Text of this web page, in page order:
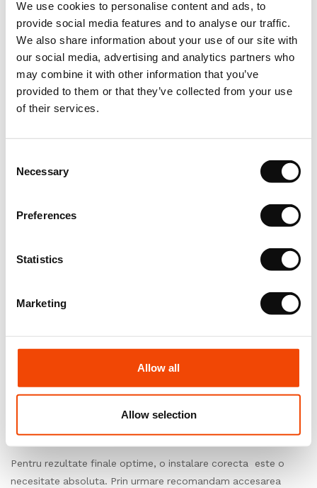
We use cookies to personalise content and ads, to
provide social media features and to analyse our traffic.
We also share information about your use of our site with
our social media, advertising and analytics partners who
may combine it with other information that you’ve
provided to them or that they’ve collected from your use
of their services.
Selection
Necessary
Preferences
Statistics
Marketing
Allow all
Allow selection
patrati) care se va comanda, respectiv achizitiona, va insemna
un numar intreg de cutii.
Depozitare
Puneti cutiile de vinil pe o suprafata plana in camera in care
urmeaza sa fie instalat vinilul. Lasati-le in asteptare timp de
mentionate de catre producator pentru fiecare produs in
parte. Pentru un rezultat optim dupa montare, vizual vorbind,
este foarte important sa folositi produs din acelasi lot de
fabricatie in aceeasi incapere sau suprafata in parte. Prin
de a incepe instalarea.
In asteptarea instalarii, depozitați dalele sau placile intr-o
25°C,umiditatea relativa ± 60%.
Instalare
Pentru rezultate finale optime, o instalare corecta este o
necesitate absoluta. Prin urmare recomandam accesarea